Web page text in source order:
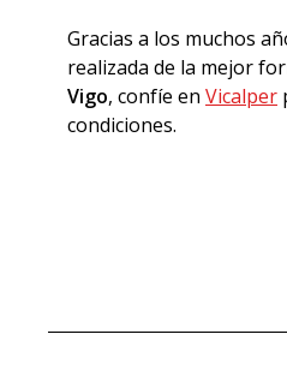
Gracias a los muchos
realizada de la mejor
Vigo, confíe en Vicalper
condiciones.